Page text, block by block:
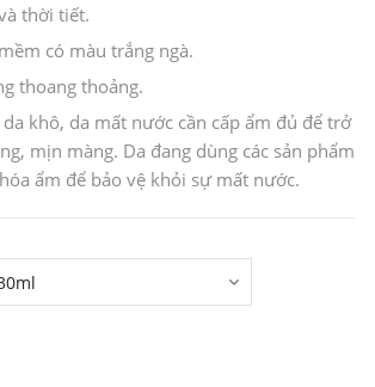
thời tiết.
có màu trắng ngà.
thoang thoảng.
khô, da mất nước cần cấp ẩm đủ để trở
mịn màng. Da đang dùng các sản phẩm
ẩm để bảo vệ khỏi sự mất nước.